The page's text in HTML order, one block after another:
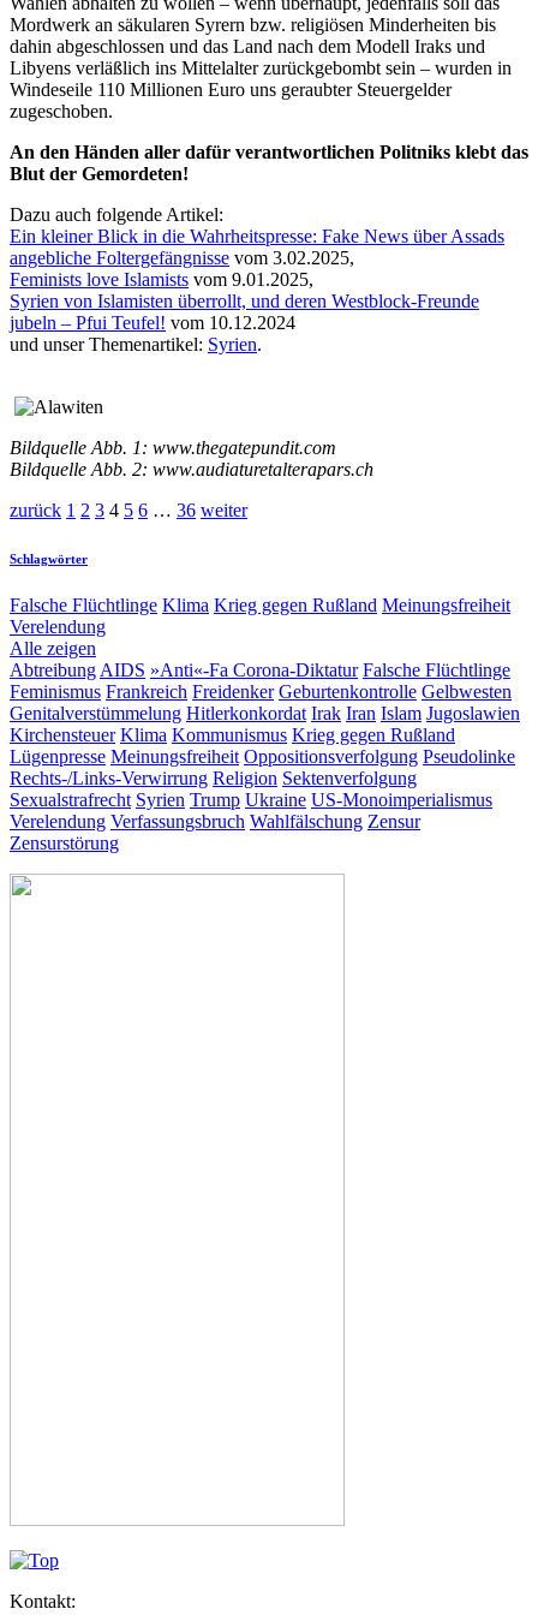
Mordwerk an säkularen Syrern bzw. religiösen Minderheiten bis
dahin abgeschlossen und das Land nach dem Modell Iraks und
Libyens verläßlich ins Mittelalter zurückgebombt sein – wurden in
Windeseile 110 Millionen Euro uns geraubter Steuergelder
zugeschoben.
An den Händen aller dafür verantwortlichen Politniks klebt das
Blut der Gemordeten!
Dazu auch folgende Artikel:
Ein kleiner Blick in die Wahrheitspresse: Fake News über Assads
angebliche Foltergefängnisse vom 3.02.2025,
Feminists love Islamists vom 9.01.2025,
Syrien von Islamisten überrollt, und deren Westblock-Freunde
jubeln – Pfui Teufel! vom 10.12.2024
und unser Themenartikel: Syrien.
Bildquelle Abb. 1: www.thegatepundit.com
Bildquelle Abb. 2: www.audiaturetalterapars.ch
zurück 1 2 3 4 5 6 … 36 weiter
Schlagwörter
Falsche Flüchtlinge Klima Krieg gegen Rußland Meinungsfreiheit
Verelendung
Alle zeigen
AbtreibungAIDS »Anti«-Fa Corona-Diktatur Falsche Flüchtlinge
Feminismus Frankreich Freidenker Geburtenkontrolle Gelbwesten
Genitalverstümmelung Hitlerkonkordat Irak Iran Islam Jugoslawien
Kirchensteuer Klima Kommunismus Krieg gegen Rußland
Lügenpresse Meinungsfreiheit Oppositionsverfolgung Pseudolinke
Rechts-/Links-Verwirrung Religion Sektenverfolgung
Sexualstrafrecht Syrien Trump Ukraine US-Monoimperialismus
Verelendung Verfassungsbruch Wahlfälschung Zensur
Zensurstörung
Kontakt: